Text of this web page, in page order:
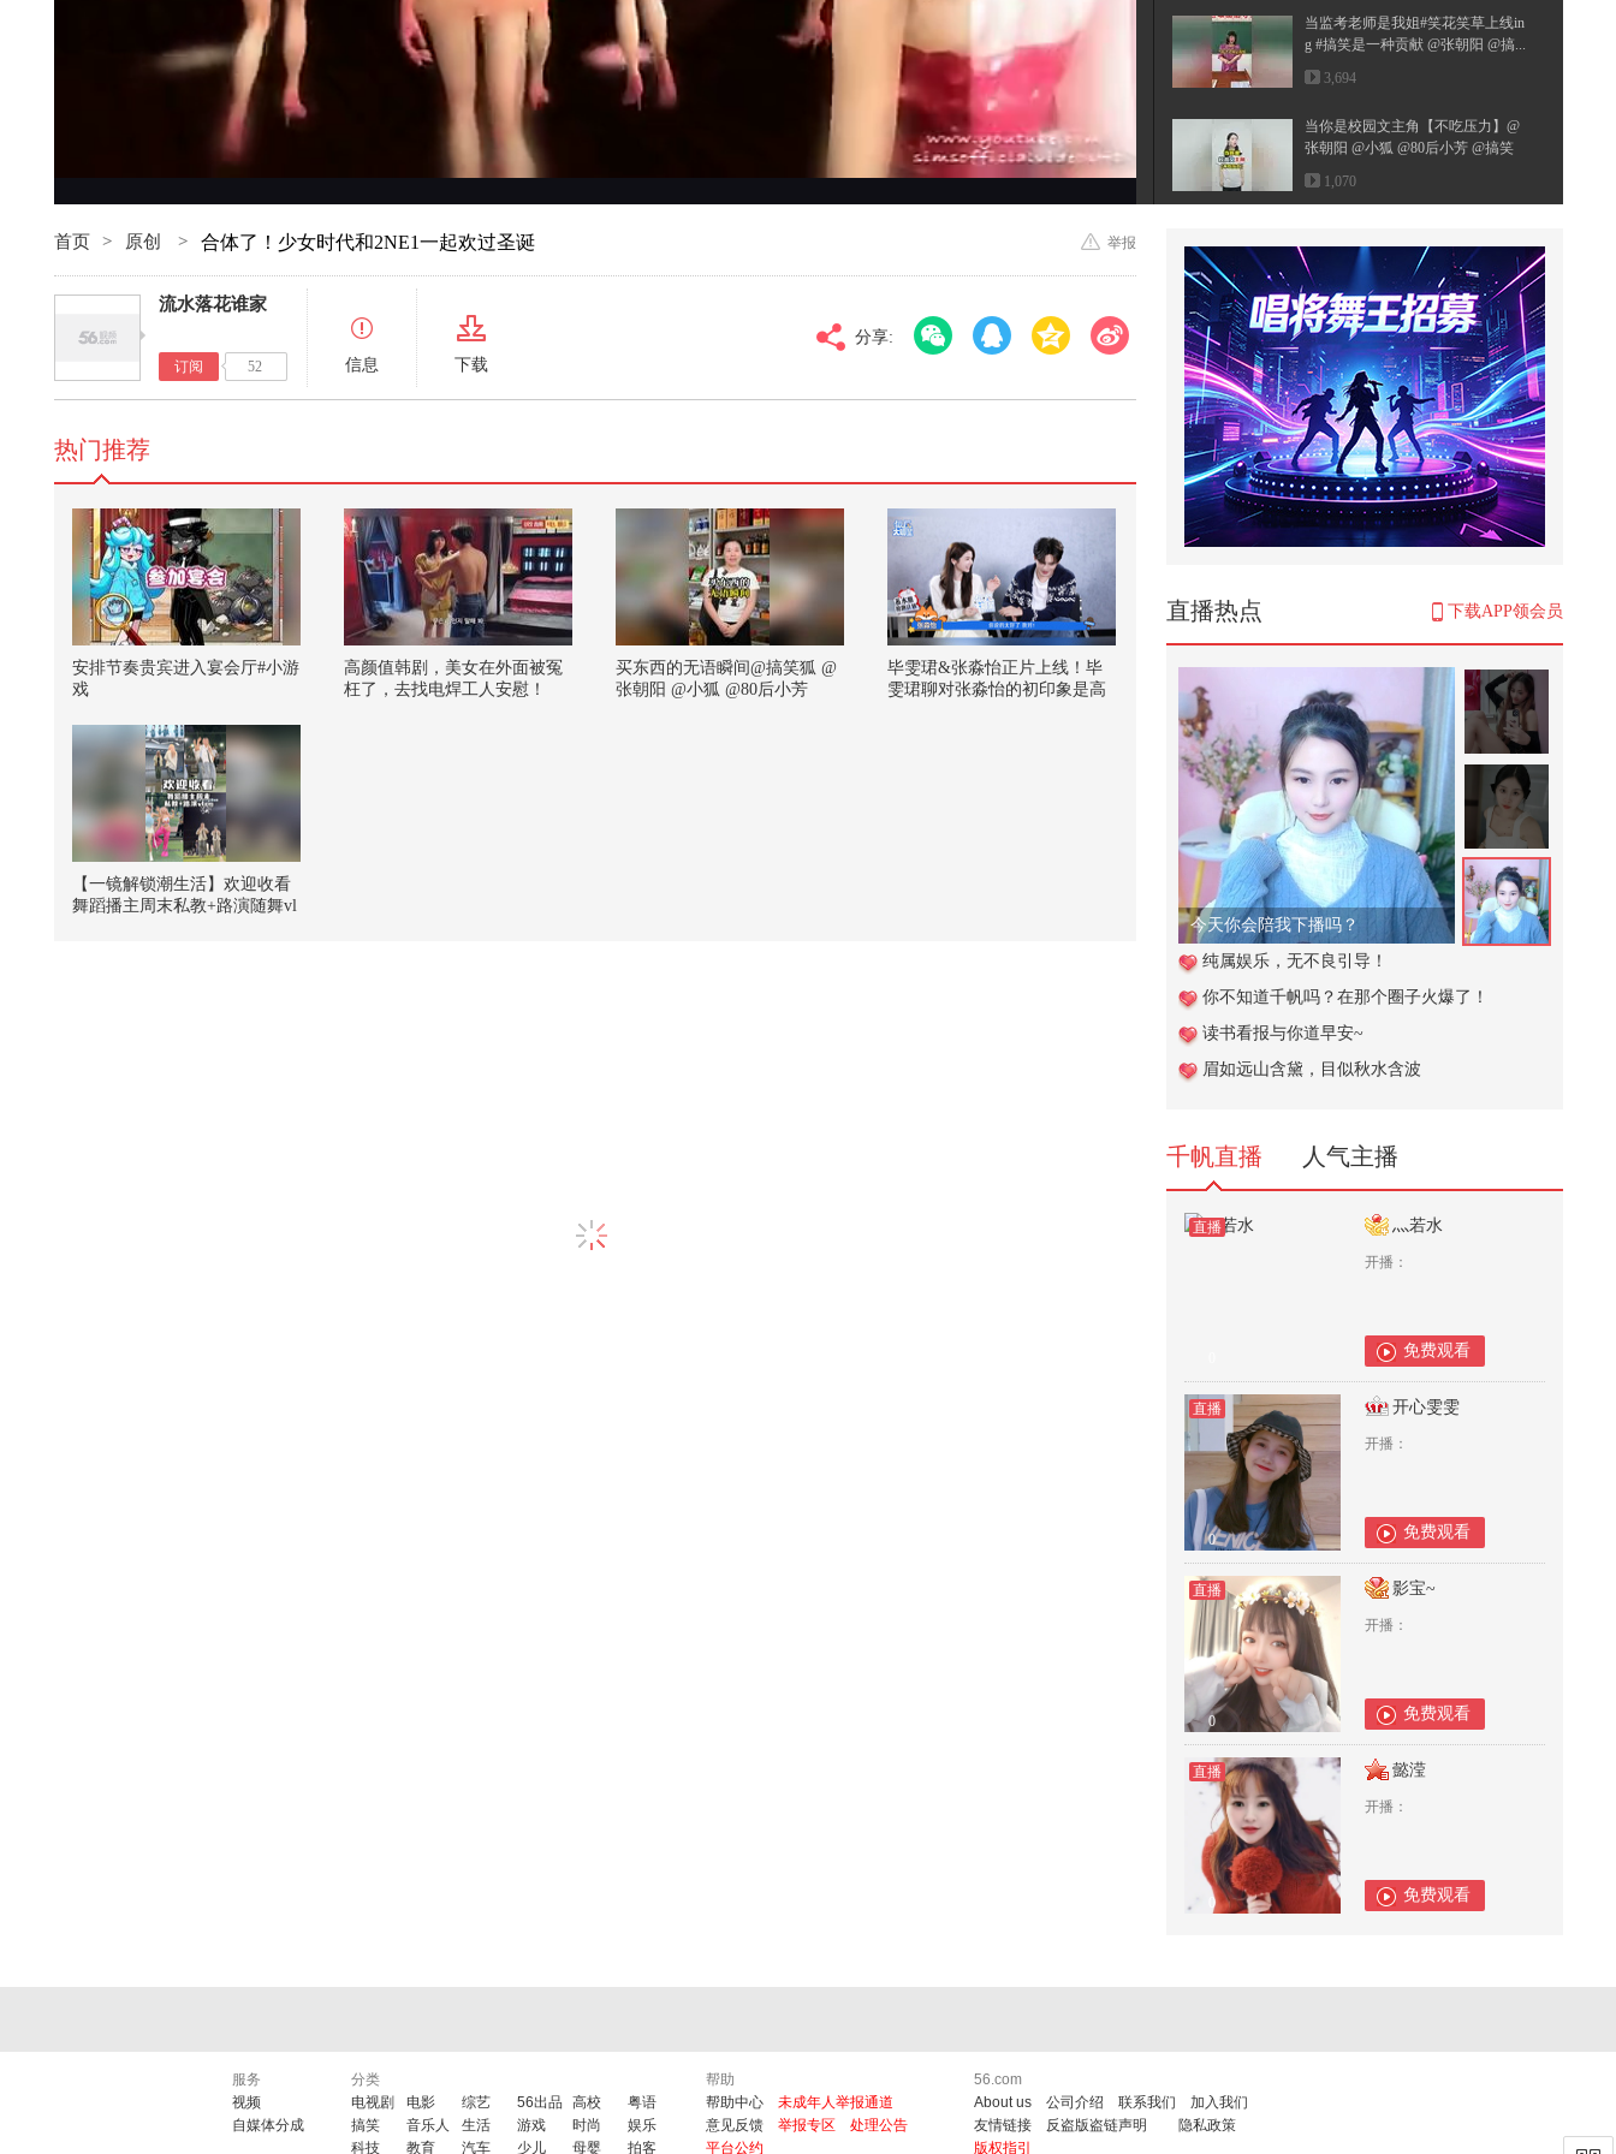
对比度
当监考老师是我姐#笑花笑草上线in
g #搞笑是一种贡献 @张朝阳 @搞...
3,694
当你是校园文主角【不吃压力】@
张朝阳 @小狐 @80后小芳 @搞笑
狐
1,070
惊天秘密
13,715
这黑锅我克不背！# 搞笑视频
1,751
#2026秋季搜狐视频关注流大会 #地
球online秋关副本 #一不小心就潮...
5,274
帮助小女孩辨别坏人
@曾可妮 专访上线！提前做好耐力
训练准备简直斗志满满！新歌3.29
即...
2,686
学校的保安叔叔太厉害啦居然一招
就能拿到挂树上的球
269
这个视频也太好看了吧。#二次元 #
原创动画 #游戏 #搞笑游戏 #AI
25,106
【刘珈彤｜声乐小课堂】光说不练
的...
887
当文化遇上武打。热映电影《火遮
眼》里的招式真的能打吗？@张朝
首页 > 原创 > 合体了！少女时代和2NE1一起欢过圣诞 举报
流水落花谁家
订阅 52 信息 下载
分享:
直播热点 下载APP领会员
今天你会陪我下播吗？
纯属娱乐，无不良引导！
你不知道千帆吗？在那个圈子火爆了！
读书看报与你道早安~
眉如远山含黛，目似秋水含波
千帆直播 人气主播
直播 灬若水
开播：
免费观看
直播
0
开心雯雯
开播：
免费观看
直播
0
影宝~
开播：
免费观看
直播
0
懿滢
开播：
免费观看
热门推荐
安排节奏贵宾进入宴会厅#小游
戏
高颜值韩剧，美女在外面被冤
枉了，去找电焊工人安慰！
买东西的无语瞬间@搞笑狐 @
张朝阳 @小狐 @80后小芳
毕雯珺&张淼怡正片上线！毕
雯珺聊对张淼怡的初印象是高
【一镜解锁潮生活】欢迎收看
舞蹈播主周末私教+路演随舞vl
服务
视频
自媒体分成
分类
电视剧
电影 综艺 56出品 高校
粤语
搞笑
音乐人 生活 游戏 时尚
娱乐
科技
教育 汽车 少儿 母婴 拍客
帮助
帮助中心
未成年人举报通道
意见反馈
举报专区
处理公告
平台公约
56.com
About us
公司介绍 联系我们
加入我们
友情链接
反盗版盗链声明
隐私政策
版权指引